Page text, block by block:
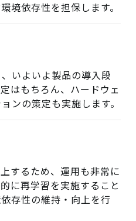
境依存性を担保します。
いよいよ製品の導入段
はもちろん、ハードウェ
ンの策定も実施します。
するため、運用も非常に
に再学習を実施すること
存性の維持・向上を行